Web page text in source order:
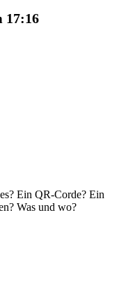
17:16
Ein QR-Corde? Ein
Was und wo?